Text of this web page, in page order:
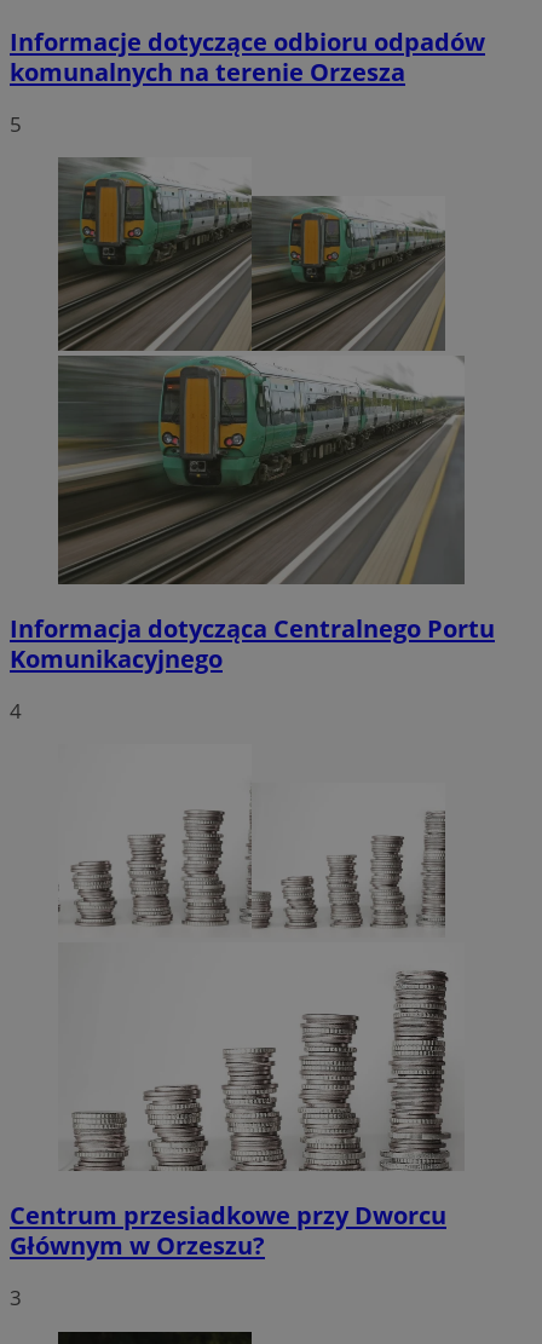
Informacje dotyczące odbioru odpadów
komunalnych na terenie Orzesza
5
Informacja dotycząca Centralnego Portu
Komunikacyjnego
4
Centrum przesiadkowe przy Dworcu
Głównym w Orzeszu?
3